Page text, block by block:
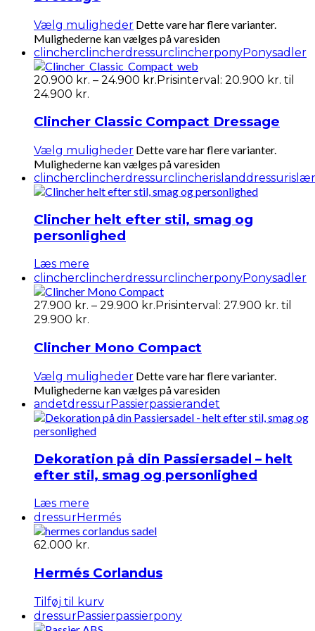
Vælg muligheder Dette vare har flere varianter.
Mulighederne kan vælges på varesiden
clincherclincherdressurclincherponyPonysadler
20.900 kr. – 24.900 kr.Prisinterval: 20.900 kr. til
24.900 kr.
Clincher Classic Compact Dressage
Vælg muligheder Dette vare har flere varianter.
Mulighederne kan vælges på varesiden
clincherclincherdressurclincherislanddressur
Clincher helt efter stil, smag og
personlighed
Læs mere
clincherclincherdressurclincherponyPonysadler
27.900 kr. – 29.900 kr. Prisinterval: 27.900 kr. til
29.900 kr.
Clincher Mono Compact
Vælg muligheder Dette vare har flere varianter.
Mulighederne kan vælges på varesiden
andetdressurPassierpassierandet
Dekoration på din Passiersadel – helt
efter stil, smag og personlighed
Læs mere
dressurHermés
62.000 kr.
Hermés Corlandus
Tilføj til kurv
dressurPassierpassierpony